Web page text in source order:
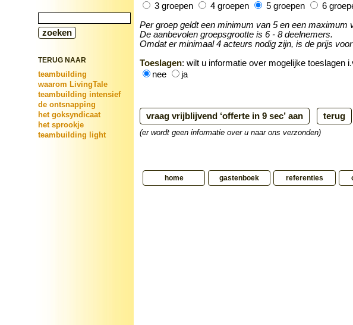
TERUG NAAR
teambuilding
waarom LivingTale
teambuilding intensief
de ontsnapping
het goksyndicaat
het sprookje
teambuilding light
3 groepen
4 groepen 5 groepen 6
Per groep geldt een minimum van 5 en een maximum
De aanbevolen groepsgrootte is 6 - 8 deelnemers.
Omdat er minimaal 4 acteurs nodig zijn, is de prijs
Toeslagen: wilt u informatie over mogelijke toeslagen
nee
ja
(er wordt geen informatie over u naar ons verzonden)
home gastenboek referenties